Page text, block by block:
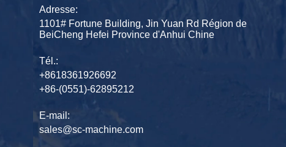
Adresse:
1101# Fortune Building, Jin Yuan Rd Région de
BeiCheng Hefei Province d'Anhui Chine
Tél.:
+8618361926692
+86-(0551)-62895212
E-mail:
sales@sc-machine.com